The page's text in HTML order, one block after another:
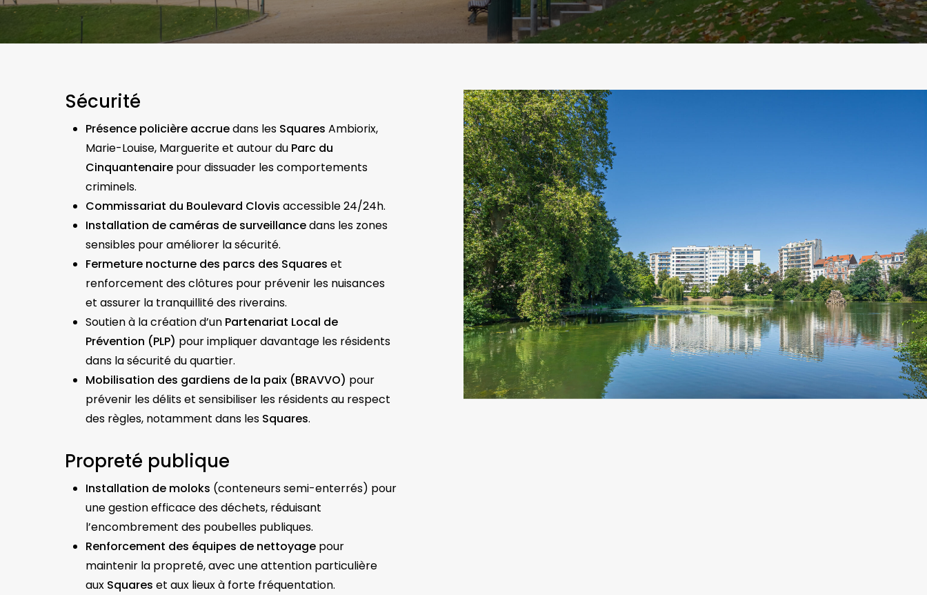
Sécurité
Présence policière accruedans les SquaresAmbiorix,
Marie-Louise, Marguerite et autour du Parc du
Cinquantenaire pour dissuader les comportements
criminels.
Commissariat du Boulevard Clovis accessible 24/24h.
Installation de caméras de surveillancedans les zones
sensibles pour améliorer la sécurité.
Fermeture nocturne des parcs des Squares et
renforcement des clôtures pour prévenir les nuisances
et assurer la tranquillité des riverains.
Soutien à la création d’un Partenariat Local de
Prévention (PLP) pour impliquer davantage les résidents
dans la sécurité du quartier.
Mobilisation des gardiens de la paix (BRAVVO) pour
prévenir les délits et sensibiliser les résidents au respect
des règles, notamment dans les Squares.
Propreté publique
Installation de moloks (conteneurs semi-enterrés) pour
une gestion efficace des déchets, réduisant
l’encombrement des poubelles publiques.
Renforcement des équipes de nettoyage pour
maintenir la propreté, avec une attention particulière
aux Squares et aux lieux à forte fréquentation.